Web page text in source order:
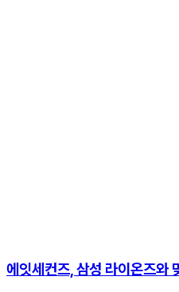
에잇세컨즈, 삼성 라이온즈와